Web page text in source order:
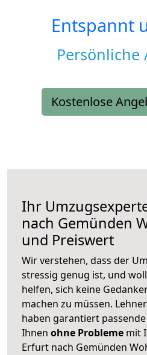
Entspannt
Persönliche
Kostenlose
Ihr
nach Gemünden
und Preiswert
Wir verstehen, dass der
stressig genug ist, und
helfen, sich keine
machen zu müssen.
haben garantiert
Ihnen ohne Probleme mit
Erfurt nach Gemünden